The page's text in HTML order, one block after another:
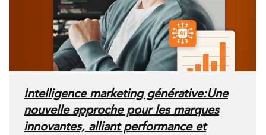
Intelligence marketing générative:Une
nouvelle approche pour les marques
innovantes, alliant performance et